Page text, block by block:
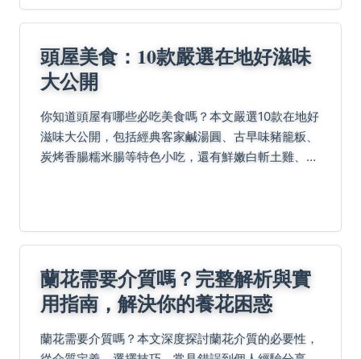
頭屋美食：10款嚴選在地好滋味
大公開
你知道頭屋有哪些必吃美食嗎？本文嚴選10款在地好
滋味大公開，包括經典客家鹹湯圓、古早味豬籠粄、
炭烤香腸糯米腸等特色小吃，還有鮮嫩白斬土雞、手
蘭花需要介質嗎？完整解析與實
用指南，解決你的養花困惑
蘭花需要介質嗎？本文深度探討蘭花介質的必要性，